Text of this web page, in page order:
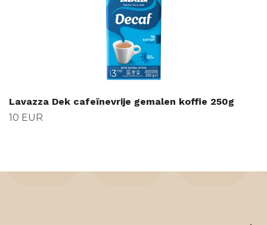
Lavazza Dek cafeïnevrije gemalen koffie 250g
10 EUR